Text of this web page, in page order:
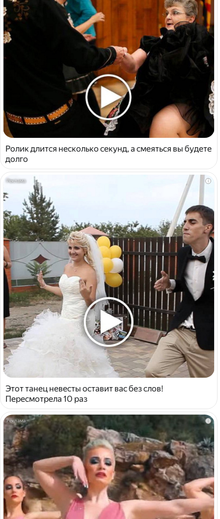
Ролик длится несколько секунд, а смеяться вы будете
долго
i
Этот танец невесты оставит вас без слов!
Пересмотрела 10 раз
i